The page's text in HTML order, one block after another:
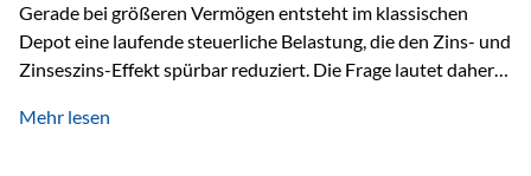
Gerade bei größeren Vermögen entsteht im klassischen
Depot eine laufende steuerliche Belastung, die den Zins- und
Zinseszins-Effekt spürbar reduziert. Die Frage lautet daher:
nicht laufend Kapital entziehen – sondern möglichst lange im
Mehr lesen